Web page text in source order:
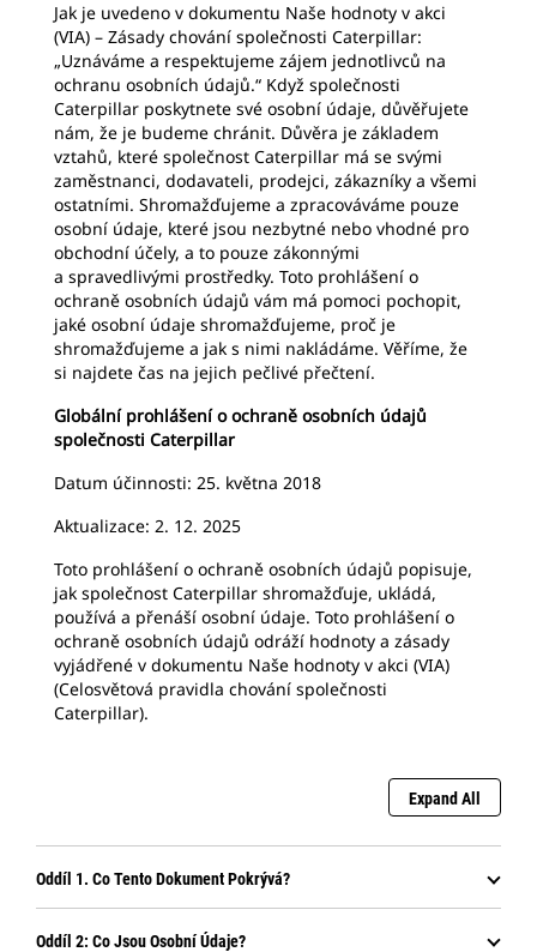
Jak je uvedeno v dokumentu Naše hodnoty v akci
(VIA) – Zásady chování společnosti Caterpillar:
„Uznáváme a respektujeme zájem jednotlivců na
ochranu osobních údajů.“ Když společnosti
Caterpillar poskytnete své osobní údaje, důvěřujete
nám, že je budeme chránit. Důvěra je základem
vztahů, které společnost Caterpillar má se svými
zaměstnanci, dodavateli, prodejci, zákazníky a všemi
ostatními. Shromažďujeme a zpracováváme pouze
osobní údaje, které jsou nezbytné nebo vhodné pro
obchodní účely, a to pouze zákonnými
a spravedlivými prostředky. Toto prohlášení o
ochraně osobních údajů vám má pomoci pochopit,
jaké osobní údaje shromažďujeme, proč je
shromažďujeme a jak s nimi nakládáme. Věříme, že
si najdete čas na jejich pečlivé přečtení.
Globální prohlášení o ochraně osobních údajů
společnosti Caterpillar
Datum účinnosti: 25. května 2018
Aktualizace: 2. 12. 2025
Toto prohlášení o ochraně osobních údajů popisuje,
jak společnost Caterpillar shromažďuje, ukládá,
používá a přenáší osobní údaje. Toto prohlášení o
ochraně osobních údajů odráží hodnoty a zásady
vyjádřené v dokumentu Naše hodnoty v akci (VIA)
(Celosvětová pravidla chování společnosti
Caterpillar).
Expand All
Oddíl 1. Co Tento Dokument Pokrývá?
Oddíl 2: Co Jsou Osobní Údaje?